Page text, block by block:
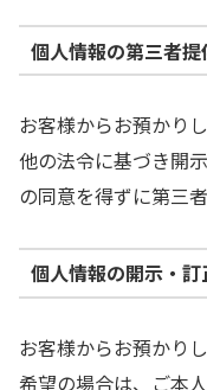
個人情報の第三者提
お客様からお預かり
他の法令に基づき開
の同意を得ずに第三
個人情報の開示・
お客様からお預かり
希望の場合は、ご本